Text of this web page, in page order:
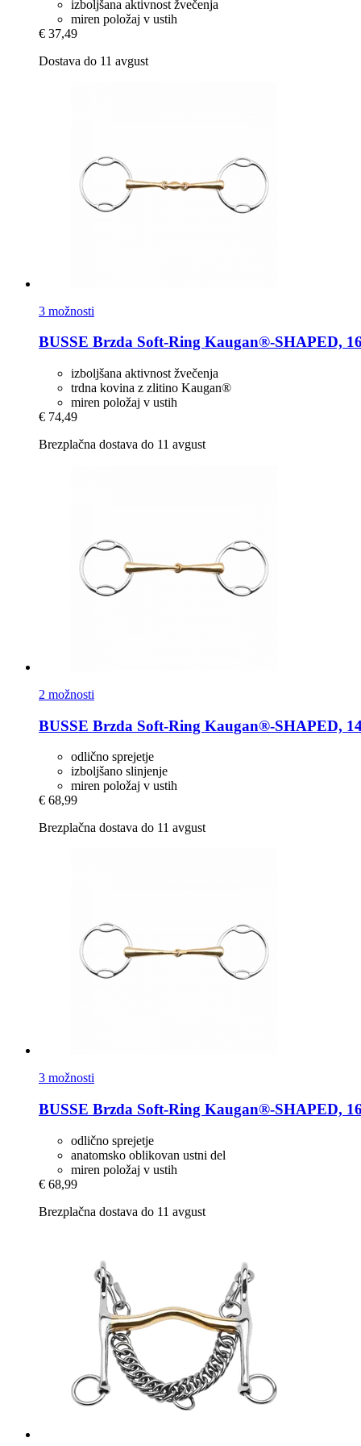
izboljšana aktivnost žvečenja
miren položaj v ustih
€ 37,49
Dostava do 11 avgust
3 možnosti
BUSSE Brzda Soft-​Ring Kaugan®-​SHAPED,
izboljšana aktivnost žvečenja
trdna kovina z zlitino Kaugan®
miren položaj v ustih
€ 74,49
Brezplačna dostava do 11 avgust
2 možnosti
BUSSE Brzda Soft-​Ring Kaugan®-​SHAPED,
odlično sprejetje
izboljšano slinjenje
miren položaj v ustih
€ 68,99
Brezplačna dostava do 11 avgust
3 možnosti
BUSSE Brzda Soft-​Ring Kaugan®-​SHAPED,
odlično sprejetje
anatomsko oblikovan ustni del
miren položaj v ustih
€ 68,99
Brezplačna dostava do 11 avgust